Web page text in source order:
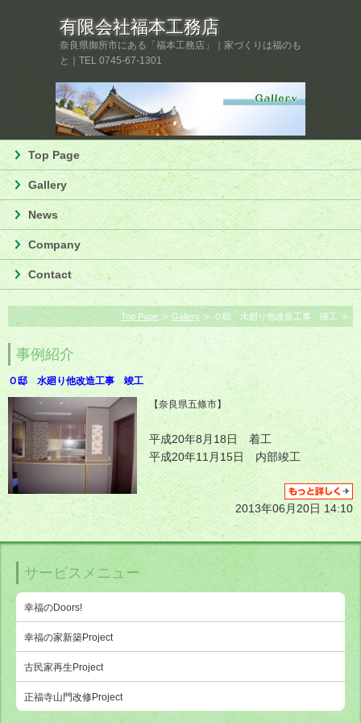
有限会社福本工務店
奈良県御所市にある「福本工務店」｜家づくりは福のも
と｜TEL 0745-67-1301
Top Page
Gallery
News
Company
Contact
Top Page ≫ Gallery ≫ Ｏ邸 水廻り他改造工事 竣工 ≫
事例紹介
Ｏ邸 水廻り他改造工事 竣工
【奈良県五條市】
平成20年8月18日 着工
平成20年11月15日 内部竣工
2013年06月20日 14:10
サービスメニュー
幸福のDoors!
幸福の家新築Project
古民家再生Project
正福寺山門改修Project